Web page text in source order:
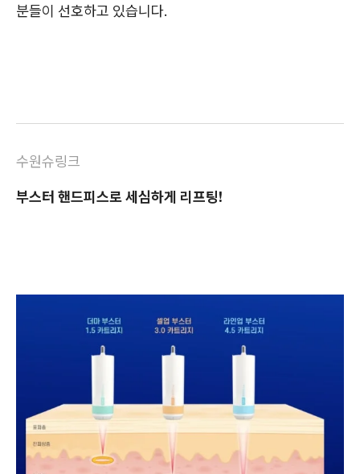
분들이 선호하고 있습니다.
수원슈링크
부스터 핸드피스로 세심하게 리프팅!